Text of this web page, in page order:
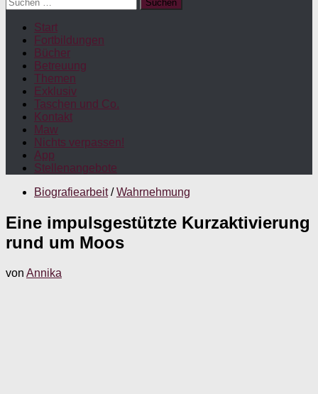
nach:
Start
Fortbildungen
Bücher
Betreuung
Themen
Exklusiv
Taschen und Co.
Kontakt
Maw
Nichts verpassen!
App
Stellenangebote
Biografiearbeit / Wahrnehmung
Eine impulsgestützte Kurzaktivierung
rund um Moos
von Annika